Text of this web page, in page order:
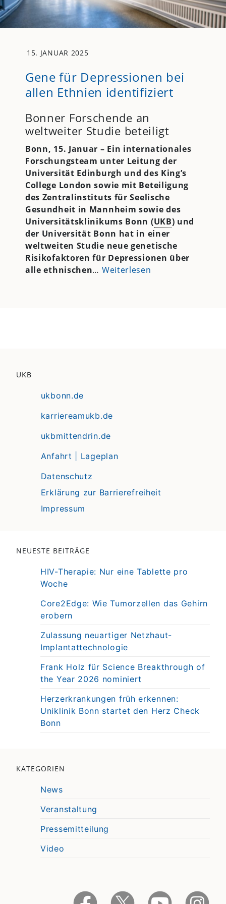
15. JANUAR 2025
Gene für Depressionen bei
allen Ethnien identifiziert
Bonner Forschende an
weltweiter Studie beteiligt
Bonn, 15. Januar – Ein internationales
Forschungsteam unter Leitung der
Universität Edinburgh und des King’s
College London sowie mit Beteiligung
des Zentralinstituts für Seelische
Gesundheit in Mannheim sowie des
Universitätsklinikums Bonn (UKB) und
der Universität Bonn hat in einer
weltweiten Studie neue genetische
Risikofaktoren für Depressionen über
alle ethnischen… Weiterlesen
UKB
ukbonn.de
karriereamukb.de
ukbmittendrin.de
Anfahrt | Lageplan
Datenschutz
Erklärung zur Barrierefreiheit
Impressum
NEUESTE BEITRÄGE
HIV-Therapie: Nur eine Tablette pro
Woche
Core2Edge: Wie Tumorzellen das Gehirn
erobern
Zulassung neuartiger Netzhaut-
Implantattechnologie
Frank Holz für Science Breakthrough of
the Year 2026 nominiert
Herzerkrankungen früh erkennen:
Uniklinik Bonn startet den Herz Check
Bonn
KATEGORIEN
News
Veranstaltung
Pressemitteilung
Video